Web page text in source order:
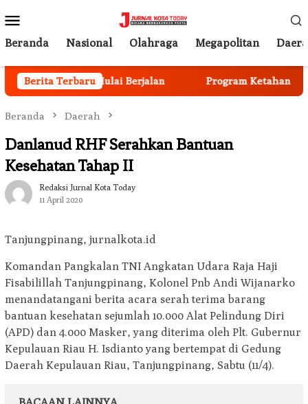
ke
kontenMobile
Beranda Nasional Olahraga Megapolitan
Berita Terbaru
Anggota Mulai Berjalan Program Ketahanan
Beranda Daerah
Danlanud RHF Serahkan Bantuan
Kesehatan Tahap II
Redaksi Jurnal Kota Today
11 April 2020
Tanjungpinang, jurnalkota.id
Komandan Pangkalan TNI Angkatan Udara Raja Haji
Fisabilillah Tanjungpinang, Kolonel Pnb Andi Wijanarko
menandatangani berita acara serah terima barang
bantuan kesehatan sejumlah 10.000 Alat Pelindung Diri
(APD) dan 4.000 Masker, yang diterima oleh Plt. Gubernur
Kepulauan Riau H. Isdianto yang bertempat di Gedung
Daerah Kepulauan Riau, Tanjungpinang, Sabtu (11/4).